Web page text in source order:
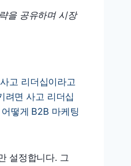
을 공유하며 시장
고 리더십이라고
려면 사고 리더십
떻게 B2B 마케팅
설정합니다. 그